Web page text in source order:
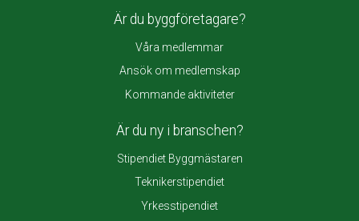
Är du byggföretagare?
Våra medlemmar
Ansök om medlemskap
Kommande aktiviteter
Är du ny i branschen?
Stipendiet Byggmästaren
Teknikerstipendiet
Yrkesstipendiet